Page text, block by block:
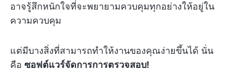
อาจรู้สึกหนักใจที่จะพยายามควบคุมทุกอย่างให้อยู่ใน
ความควบคุม
แต่มีบางสิ่งที่สามารถทำให้งานของคุณง่ายขึ้นได้ นั่น
คือ ซอฟต์แวร์จัดการการตรวจสอบ!